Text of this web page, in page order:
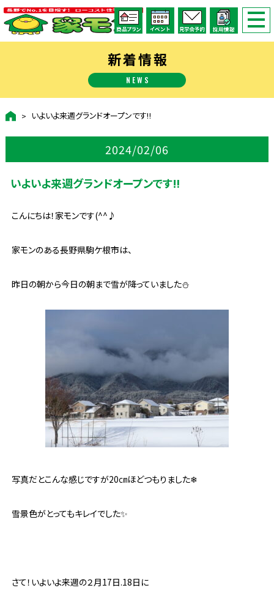
新着情報
NEWS
いよいよ来週グランドオープンです‼
2024/02/06
いよいよ来週グランドオープンです‼
こんにちは！家モンです(^^♪
家モンのある長野県駒ケ根市は、
昨日の朝から今日の朝まで雪が降っていました⛄
写真だとこんな感じですが20㎝ほどつもりました❄
雪景色がとってもキレイでした✨
さて！いよいよ来週の２月17日.18日に